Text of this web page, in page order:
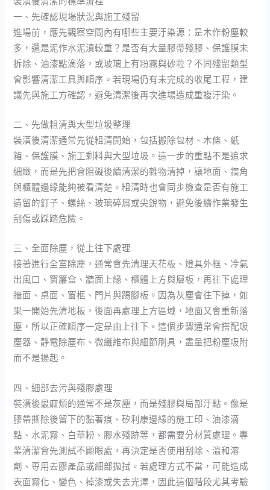
一、先確認現場狀況與施工殘留
進場前，應先觀察空間內有哪些主要汙染源：是木作粉塵較
多，還是泥作水泥漬較重？是否有大量膠帶殘膠、保護膜未
拆除、油漆點滴落，或玻璃上有粉霧與砂粒？不同殘留類型
會影響清潔工具與順序。若現場仍有未完成的收尾工程，建
議先與施工方確認，避免清潔後再次進場造成重複汙染。
二、先做粗清與大型垃圾整理
裝潢後清潔通常先從粗清開始，包括搬除包材、木條、紙
箱、保護膜、施工剩料與大型垃圾。這一步的重點不是追求
細緻，而是先把會阻礙後續清潔的雜物清掉，讓地面、牆角
與櫃體邊緣能夠被看清楚。粗清時也會同步檢查是否有施工
遺留的釘子、螺絲、玻璃碎屑或尖銳物，避免後續作業發生
刮傷或踩踏危險。
三、全面除塵，從上往下處理
接著進行全室除塵，通常會先清理天花板、燈具外框、冷氣
出風口、窗簾盒、牆面上緣、櫃體上方與層板，再往下處理
牆面、桌面、窗框、門片與踢腳板。因為灰塵會往下掉，如
果一開始先清地板，後面再處理上方區域，地面又會重新落
塵，所以正確順序一定是由上往下。這個步驟通常會搭配吸
塵器、靜電除塵布、微纖維布與細節刷具，盡量把粉塵吸附
而不是揚起。
四、細部去污與殘膠處理
裝潢後最麻煩的通常不是灰塵，而是殘膠與局部汙點。像是
膠帶撕除後留下的黏著痕、矽利康邊緣的施工印、油漆滴
點、水泥霧、白華粉、膠水殘跡等，都需要分材質處理。專
業清潔會先測試不顯眼處，再決定是否使用刮除、溫和溶
劑、專用去膠產品或細部拋拭。若處理方式不當，可能造成
表面霧化、變色、掉漆或失去光澤，因此這個階段尤其考驗